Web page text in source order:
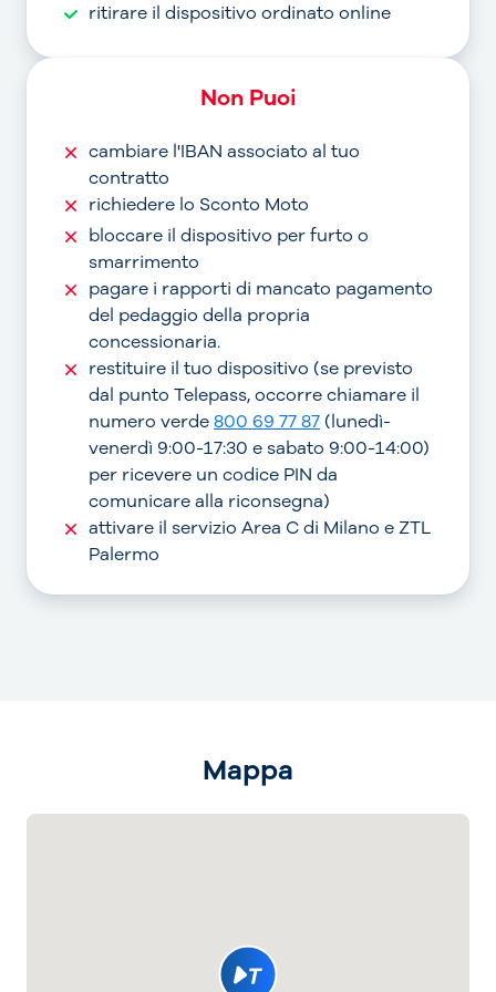
ritirare il dispositivo ordinato online
Non Puoi
cambiare l'IBAN associato al tuo
contratto
richiedere lo Sconto Moto
bloccare il dispositivo per furto o
smarrimento
pagare i rapporti di mancato pagamento
del pedaggio della propria
concessionaria.
restituire il tuo dispositivo (se previsto
dal punto Telepass, occorre chiamare il
numero verde800 69 77 87(lunedì-
venerdì 9:00-17:30 e sabato 9:00-14:00)
per ricevere un codice PIN da
comunicare alla riconsegna)
attivare il servizio Area C di Milano e ZTL
Palermo
Mappa